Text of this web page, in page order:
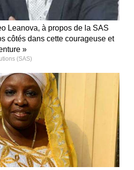
Leanova, à propos de la SAS
côtés dans cette courageuse et
»
(SAS)